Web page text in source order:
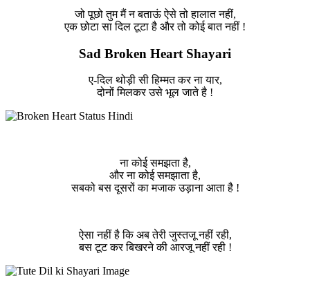
जो पूछो तुम मैं न बताऊं ऐसे तो हालात नहीं,
एक छोटा सा दिल टूटा है और तो कोई बात नहीं !
Sad Broken Heart Shayari
ए-दिल थोड़ी सी हिम्मत कर ना यार,
दोनों मिलकर उसे भूल जाते है !
ना कोई समझता है,
और ना कोई समझाता है,
सबको बस दूसरों का मजाक उड़ाना आता है !
ऐसा नहीं है कि अब तेरी जुस्तजू नहीं रही,
बस टूट कर बिखरने की आरजू नहीं रही !